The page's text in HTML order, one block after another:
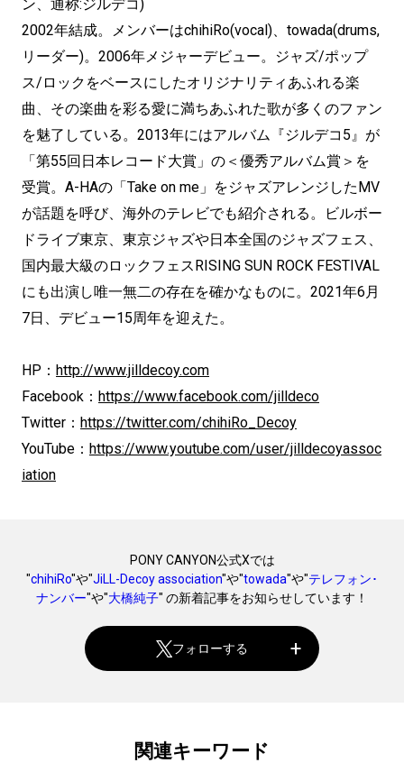
ン、通称:ジルデコ)
2002年結成。メンバーはchihiRo(vocal)、towada(drums,
リーダー)。2006年メジャーデビュー。ジャズ/ポップ
ス/ロックをベースにしたオリジナリティあふれる楽
曲、その楽曲を彩る愛に満ちあふれた歌が多くのファン
を魅了している。2013年にはアルバム『ジルデコ5』が
「第55回日本レコード大賞」の＜優秀アルバム賞＞を
受賞。A-HAの「Take on me」をジャズアレンジしたMV
が話題を呼び、海外のテレビでも紹介される。ビルボー
ドライブ東京、東京ジャズや日本全国のジャズフェス、
国内最大級のロックフェスRISING SUN ROCK FESTIVAL
にも出演し唯一無二の存在を確かなものに。2021年6月
7日、デビュー15周年を迎えた。
HP： http://www.jilldecoy.com
Facebook： https://www.facebook.com/jilldeco
Twitter： https://twitter.com/chihiRo_Decoy
YouTube： https://www.youtube.com/user/jilldecoyassoc
iation
PONY CANYON公式Xでは
"chihiRo"や"JiLL-Decoy association"や"towada"や"テレフォン･
ナンバー"や"大橋純子" の新着記事をお知らせしています！
フォローする
関連キーワード